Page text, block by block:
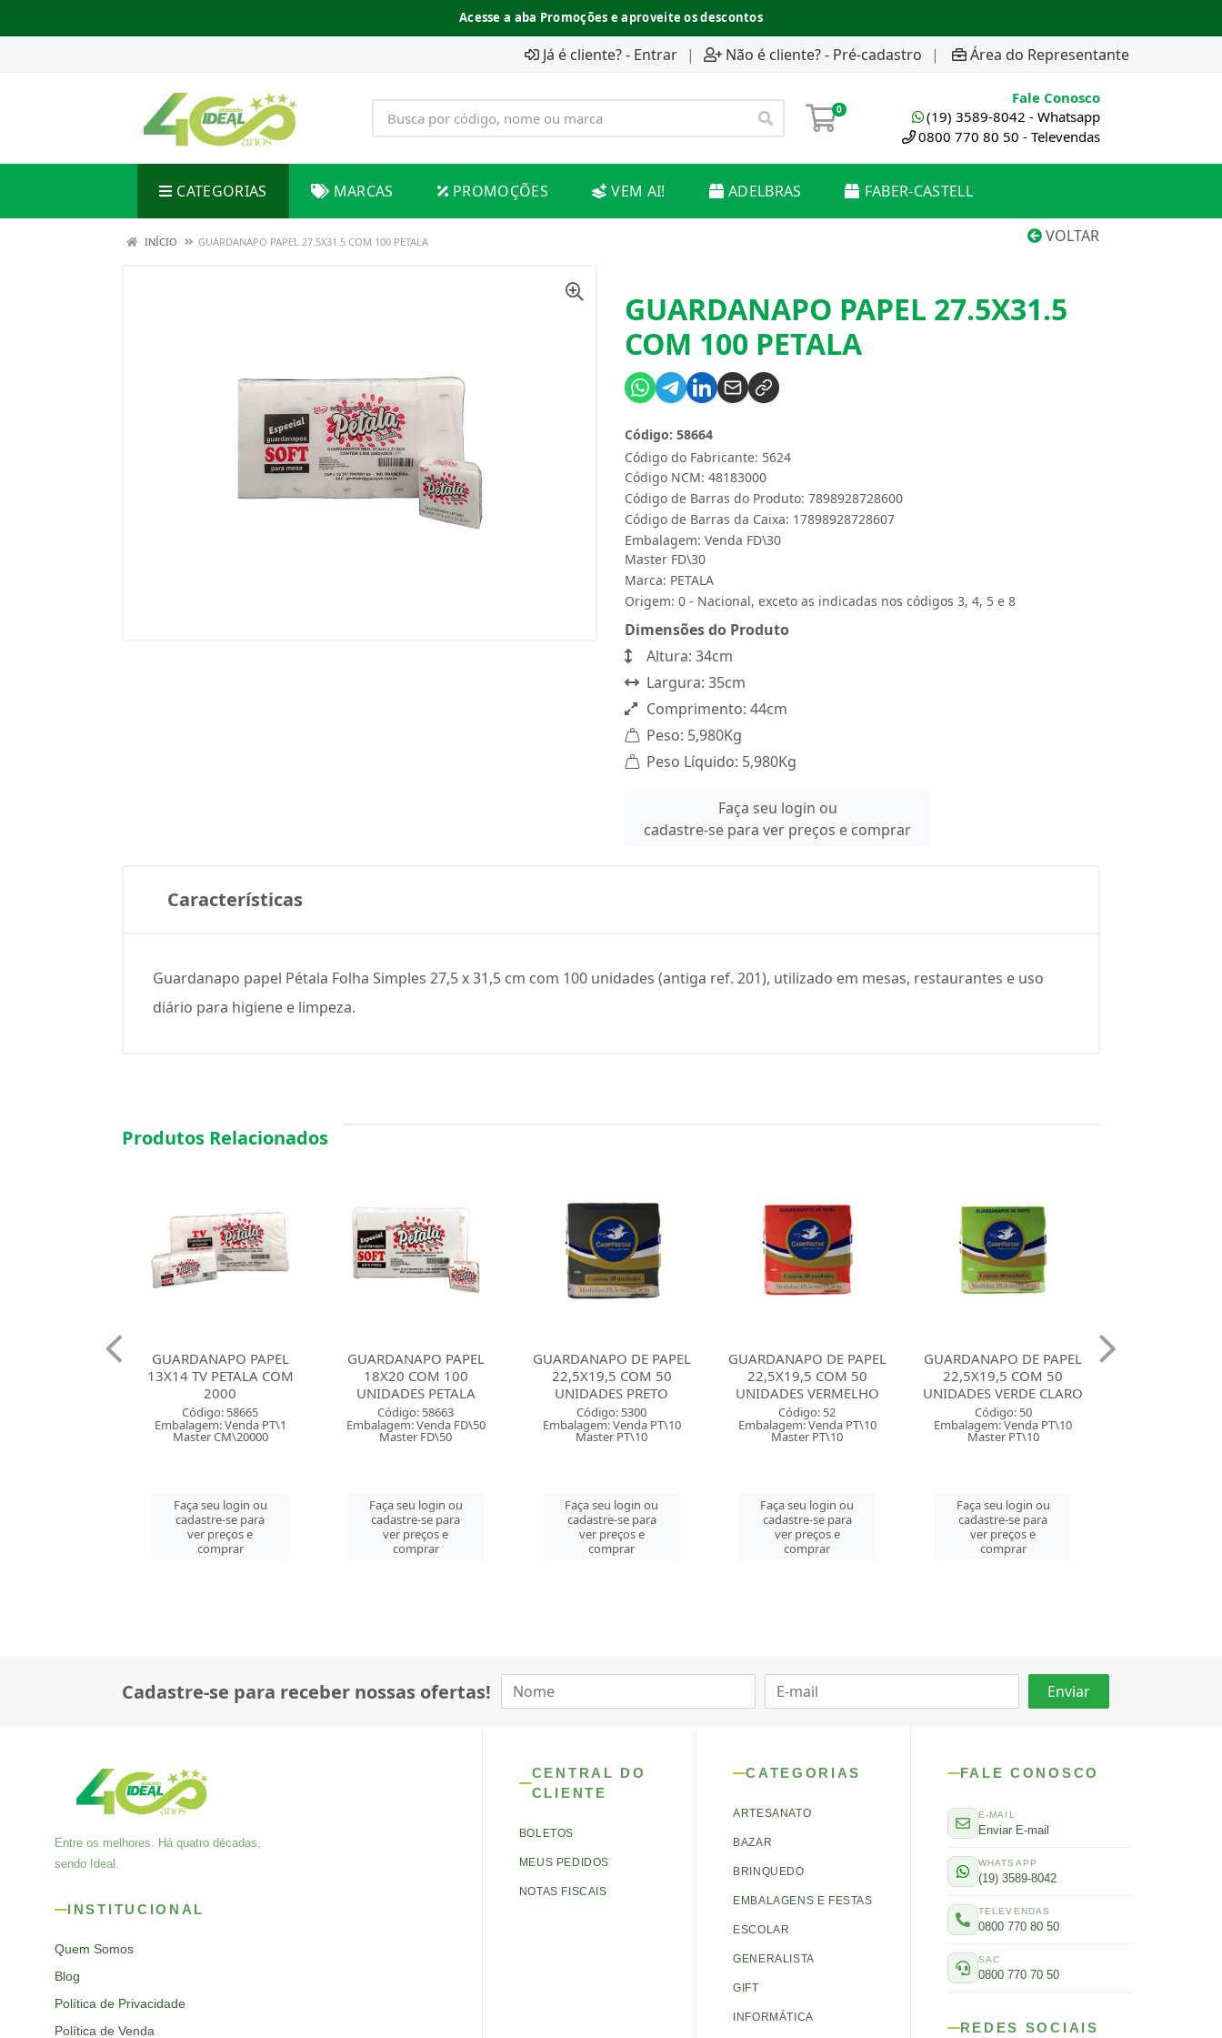
Acesse a aba Promoções e aproveite os descontos
Já é cliente? - Entrar | Não é cliente? - Pré-cadastro | Área do Representante
0
Fale Conosco
(19) 3589-8042 - Whatsapp
0800 770 80 50 - Televendas
CATEGORIAS MARCAS PROMOÇÕES VEM AI! ADELBRAS FABER-CASTELL
VOLTAR
INÍCIO GUARDANAPO PAPEL 27.5X31.5 COM 100 PETALA
GUARDANAPO PAPEL 27.5X31.5
COM 100 PETALA
Código do Fabricante: 5624
Código: 58664
Código NCM: 48183000
Código de Barras do Produto: 7898928728600
Código de Barras da Caixa: 17898928728607
Embalagem: Venda FD\30
Master FD\30
Marca: PETALA
Origem: 0 - Nacional, exceto as indicadas nos códigos 3, 4, 5 e 8
Dimensões do Produto
Altura: 34cm
Largura: 35cm
Comprimento: 44cm
Peso: 5,980Kg
Peso Líquido: 5,980Kg
Faça seu login ou
cadastre-se para ver preços e comprar
Características
Guardanapo papel Pétala Folha Simples 27,5 x 31,5 cm com 100 unidades (antiga ref. 201), utilizado em mesas, restaurantes e uso
diário para higiene e limpeza.
Produtos Relacionados
GUARDANAPO PAPEL
18X20 COM 100
UNIDADES PETALA
Código: 58663
Embalagem: Venda FD\50
Master FD\50
Faça seu login ou
cadastre-se para
ver preços e
comprar
GUARDANAPO DE PAPEL
22,5X19,5 COM 50
UNIDADES PRETO
Código: 5300
Embalagem: Venda PT\10
Master PT\10
Faça seu login ou
cadastre-se para
ver preços e
comprar
GUARDANAPO DE PAPEL
22,5X19,5 COM 50
UNIDADES VERMELHO
Código: 52
Embalagem: Venda PT\10
Master PT\10
Faça seu login ou
cadastre-se para
ver preços e
comprar
GUARDANAPO DE PAPEL
22,5X19,5 COM 50
UNIDADES VERDE CLARO
Código: 50
Embalagem: Venda PT\10
Master PT\10
Faça seu login ou
cadastre-se para
ver preços e
comprar
GUARDANAPO DE PAPEL
22,5X19,5 COM 50
UNIDADES VERDE
BANDEIRA
Código: 49
Embalagem: Venda PT\10
Faça seu login ou
cadastre-se para
ver preços e
Cadastre-se para receber nossas ofertas!
Entre os melhores. Há quatro décadas,
sendo Ideal.
INSTITUCIONAL
Quem Somos
Blog
Política de Privacidade
Política de Venda
CENTRAL DO
CLIENTE
BOLETOS
MEUS PEDIDOS
NOTAS FISCAIS
CATEGORIAS
ARTESANATO
BAZAR
BRINQUEDO
EMBALAGENS E FESTAS
ESCOLAR
GENERALISTA
GIFT
INFORMÁTICA
FALE CONOSCO
E-MAIL
Enviar E-mail
WHATSAPP
(19) 3589-8042
TELEVENDAS
0800 770 80 50
SAC
0800 770 70 50
REDES SOCIAIS